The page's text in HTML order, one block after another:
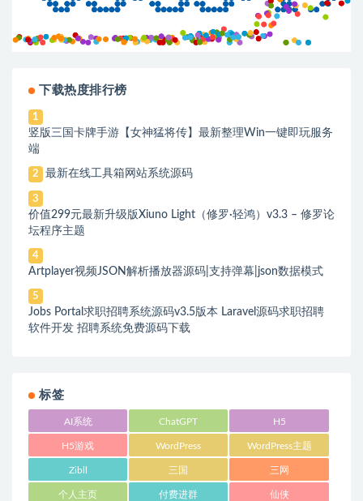
下载热度排行榜
1
竖版三国卡牌手游【女神猛将传】最新整理Win一键即玩服务
端
2 最新在线工具箱网站系统源码
3
价值299元最新升级版Xiuno Light（修罗·轻鸿）v3.3 – 修罗论
坛程序主题
4
Artplayer视频JSON解析播放器源码|支持弹幕|json数据模式
5
Jobs Portal求职招聘系统源码v3.5版本 Laravel源码求职招聘
软件开发 招聘系统免费源码下载
标签
AI系统 ChatGPT H5
H5游戏 WordPress WordPress主题
Zibll 三国 三网
个人主页 付费进群 仙侠